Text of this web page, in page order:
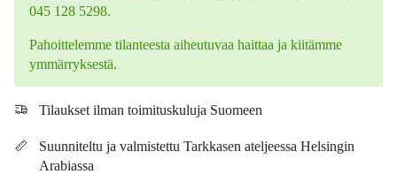
045 128 5298.
Pahoittelemme tilanteesta aiheutuvaa haittaa ja kiitämme
ymmärryksestä.
Tilaukset ilman toimituskuluja Suomeen
Suunniteltu ja valmistettu Tarkkasen ateljeessa Helsingin
Arabiassa